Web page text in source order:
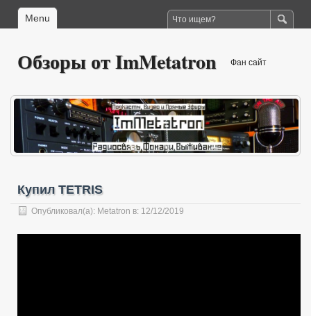
Menu
Обзоры от ImMetatron Фан сайт
Купил TETRIS
Опубликовал(а): Metatron в: 12/12/2019